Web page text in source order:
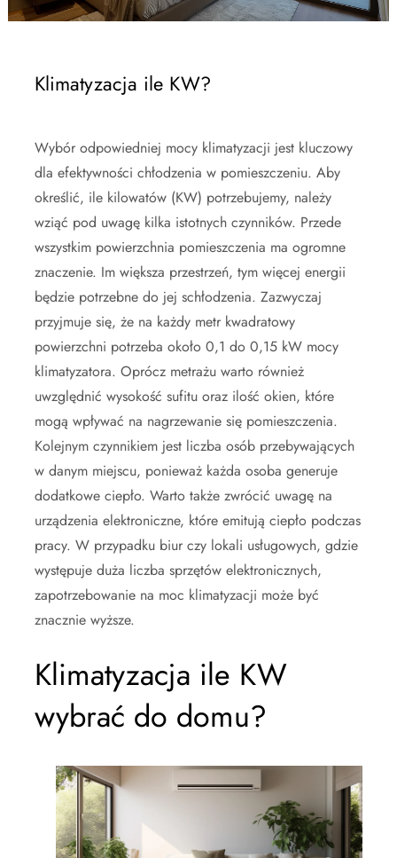
Klimatyzacja ile KW?
Wybór odpowiedniej mocy klimatyzacji jest kluczowy
dla efektywności chłodzenia w pomieszczeniu. Aby
określić, ile kilowatów (KW) potrzebujemy, należy
wziąć pod uwagę kilka istotnych czynników. Przede
wszystkim powierzchnia pomieszczenia ma ogromne
znaczenie. Im większa przestrzeń, tym więcej energii
będzie potrzebne do jej schłodzenia. Zazwyczaj
przyjmuje się, że na każdy metr kwadratowy
powierzchni potrzeba około 0,1 do 0,15 kW mocy
klimatyzatora. Oprócz metrażu warto również
uwzględnić wysokość sufitu oraz ilość okien, które
mogą wpływać na nagrzewanie się pomieszczenia.
Kolejnym czynnikiem jest liczba osób przebywających
w danym miejscu, ponieważ każda osoba generuje
dodatkowe ciepło. Warto także zwrócić uwagę na
urządzenia elektroniczne, które emitują ciepło podczas
pracy. W przypadku biur czy lokali usługowych, gdzie
występuje duża liczba sprzętów elektronicznych,
zapotrzebowanie na moc klimatyzacji może być
znacznie wyższe.
Klimatyzacja ile KW
wybrać do domu?